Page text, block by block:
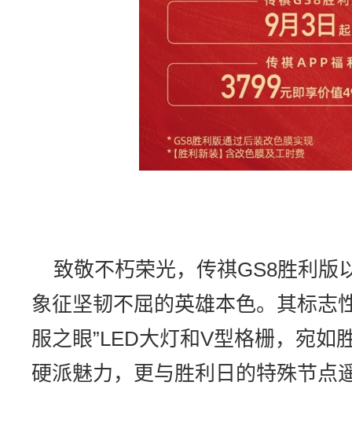
致敬不朽荣光，传祺GS8胜利版
象征坚韧不屈的英雄本色。其标志
服之眼”LED大灯和V型格栅，宛如
硬派魅力，更与胜利日的特殊节点